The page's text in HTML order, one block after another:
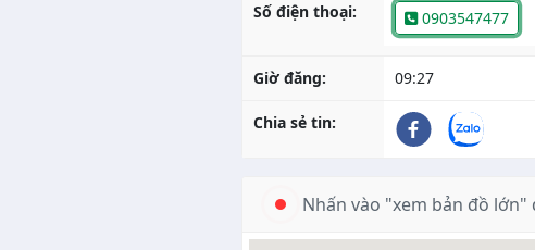
Số điện thoại: 0903547477
Giờ đăng: 09:27
Chia sẻ tin:
Nhấn vào "xem bản đồ